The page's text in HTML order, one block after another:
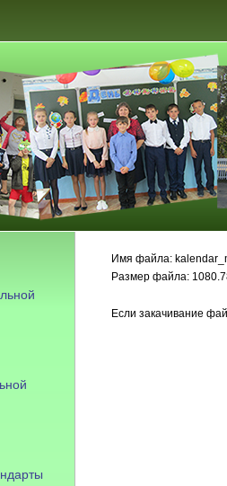
Имя файла:
Размер файла:
Если закачивание